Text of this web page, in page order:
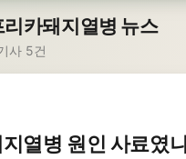
카돼지열병 뉴스
사 5건
열병 원인 사료였